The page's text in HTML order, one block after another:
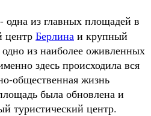
- одна из главных площадей в
центр Берлина и крупный
из наиболее оживленных
здесь происходила вся
общественная жизнь
была обновлена и
туристический центр.